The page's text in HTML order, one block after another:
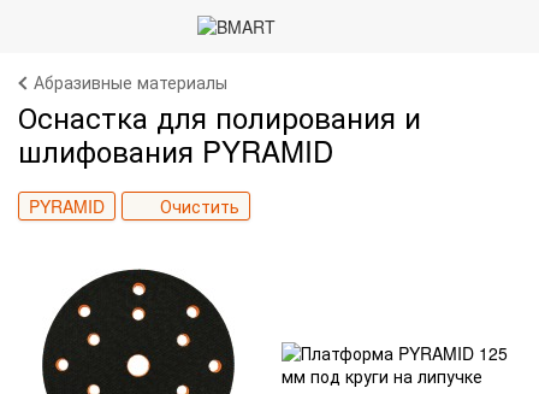
Абразивные материалы
Оснастка для полирования и
шлифования PYRAMID
PYRAMID Очистить